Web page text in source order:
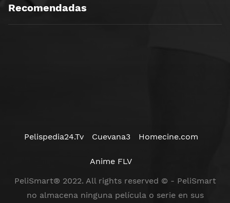
Recomendadas
Pelispedia24.Tv Cuevana3 Homecine.com
Anime FLV
PeliSmart® 2022. All rights reserved © - PeliSmart
no almacena ninguna película o serie en sus